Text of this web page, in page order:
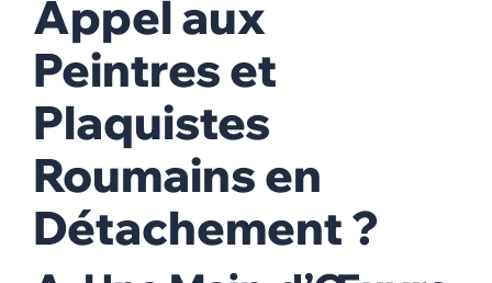
Appel aux
Peintres et
Plaquistes
Roumains en
Détachement ?